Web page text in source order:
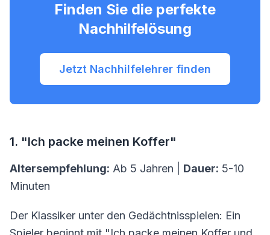
Finden Sie die perfekte
Nachhilfelösung
Jetzt Nachhilfelehrer finden
1. "Ich packe meinen Koffer"
Altersempfehlung: Ab 5 Jahren | Dauer: 5-10
Minuten
Der Klassiker unter den Gedächtnisspielen: Ein